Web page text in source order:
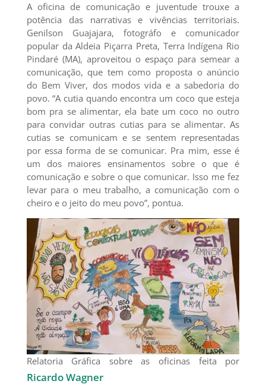
A oficina de comunicação e juventude trouxe a
potência das narrativas e vivências territoriais.
Genilson Guajajara, fotográfo e comunicador
popular da Aldeia Piçarra Preta, Terra Indígena Rio
Pindaré (MA), aproveitou o espaço para semear a
comunicação, que tem como proposta o anúncio
do Bem Viver, dos modos vida e a sabedoria do
povo. “A cutia quando encontra um coco que esteja
bom pra se alimentar, ela bate um coco no outro
para convidar outras cutias para se alimentar. As
cutias se comunicam e se sentem representadas
por essa forma de se comunicar. Pra mim, esse é
um dos maiores ensinamentos sobre o que é
comunicação e sobre o que comunicar. Isso me fez
levar para o meu trabalho, a comunicação com o
cheiro e o jeito do meu povo”, pontua.
Relatoria Gráfica sobre as oficinas feita por
Ricardo Wagner